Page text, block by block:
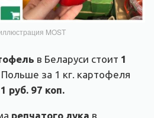
MOST
в Беларуси стоит 1
Польше за 1 кг. картофеля
1 руб. 97 коп.
репчатого лука в